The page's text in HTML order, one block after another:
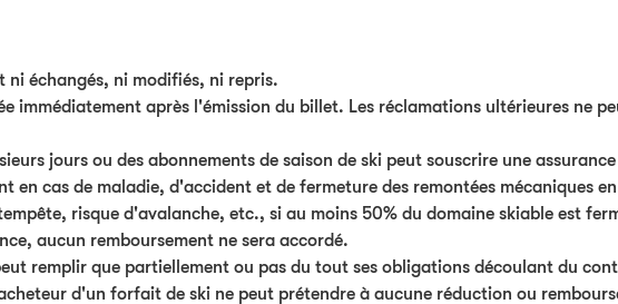
ni échangés, ni modifiés, ni repris.
immédiatement après l'émission du billet. Les réclamations ultérieures ne
jours ou des abonnements de saison de ski peut souscrire une
en cas de maladie, d'accident et de fermeture des remontées mécaniques
risque d'avalanche, etc., si au moins 50% du domaine skiable est
aucun remboursement ne sera accordé.
remplir que partiellement ou pas du tout ses obligations découlant du
d'un forfait de ski ne peut prétendre à aucune réduction ou